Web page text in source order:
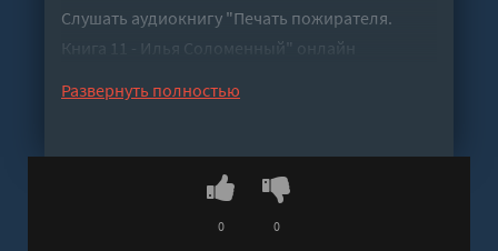
Слушать аудиокнигу "Печать пожирателя.
Книга 11 - Илья Соломенный" онлайн
Развернуть полностью
0 0